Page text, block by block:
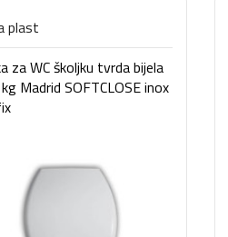
plast
za WC školjku tvrda bijela
Madrid SOFTCLOSE inox